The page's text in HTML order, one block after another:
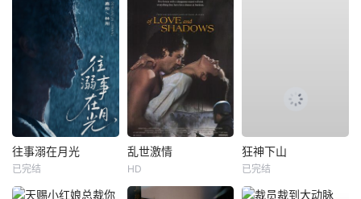
往事溺在月光
已完结
乱世激情
HD
狂神下山
已完结